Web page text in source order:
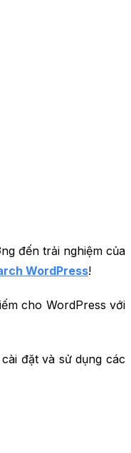
đến trải nghiệm của
WordPress!
cho WordPress với
đặt và sử dụng các